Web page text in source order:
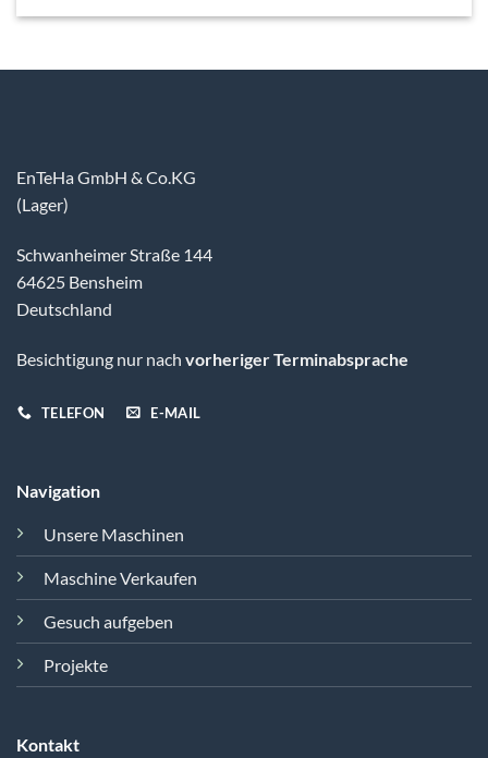
EnTeHa GmbH & Co.KG
(Lager)
Schwanheimer Straße 144
64625 Bensheim
Deutschland
Besichtigung nur nach vorheriger Terminabsprache
TELEFON E-MAIL
Navigation
Unsere Maschinen
Maschine Verkaufen
Gesuch aufgeben
Projekte
Kontakt